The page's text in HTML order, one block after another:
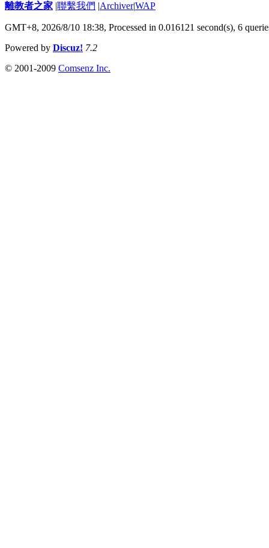
離教者之家 |聯繫我們 |Archiver|WAP
GMT+8, 2026/8/10 18:38, Processed in 0.016121 second(s), 6
Powered by Discuz! 7.2
© 2001-2009 Comsenz Inc.